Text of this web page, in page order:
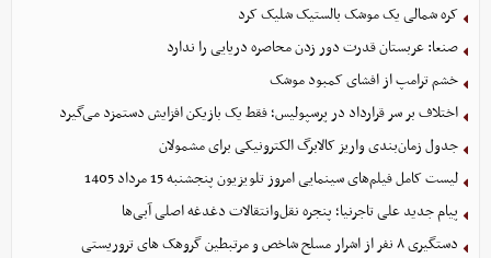
کره شمالی یک موشک بالستیک شلیک کرد
صنعا: عربستان قدرت دور زدن محاصره دریایی را ندارد
خشم ترامپ از افشای کمبود موشک
اختلاف بر سر قرارداد در پرسپولیس؛ فقط یک بازیکن افزایش دستمزد می‌گیرد
جدول زمان‌بندی واریز کالابرگ الکترونیکی برای مشمولان
لیست کامل فیلم‌های سینمایی امروز تلویزیون پنجشنبه 15 مرداد 1405
پیام جدید علی تاجرنیا؛ پنجره نقل‌وانتقالات دغدغه اصلی آبی‌ها
دستگیری ۸ نفر از اشرار مسلح شاخص و مرتبطین گروهک های تروریستی